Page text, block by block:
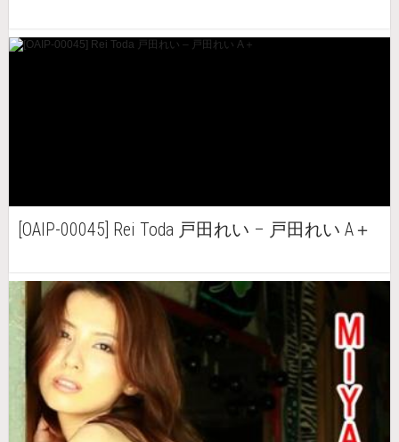
[OAIP-00045] Rei Toda 戸田れい – 戸田れい A＋